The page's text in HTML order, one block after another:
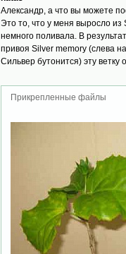
Александр, а что вы можете
Это то, что у меня выросло из
немного поливала. В
привоя Silver memory (слева
Сильвер бутонится) эту
Прикрепленные файлы